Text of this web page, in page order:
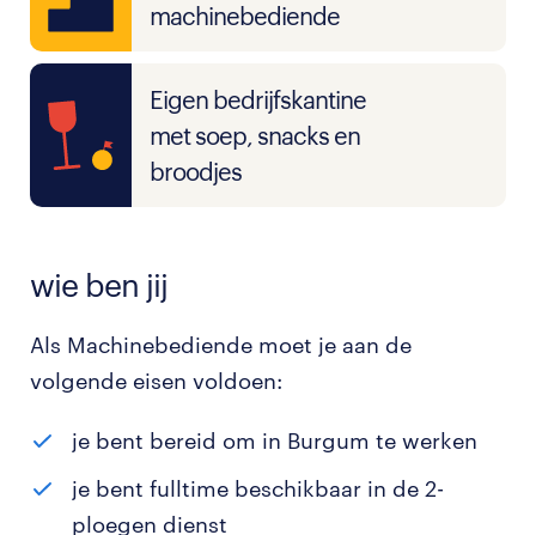
machinebediende
Eigen bedrijfskantine
met soep, snacks en
broodjes
wie ben jij
Als Machinebediende moet je aan de
volgende eisen voldoen:
je bent bereid om in Burgum te werken
je bent fulltime beschikbaar in de 2-
ploegen dienst